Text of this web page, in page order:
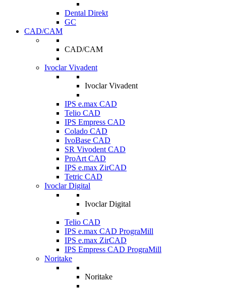
Dental Direkt
GC
CAD/CAM
CAD/CAM
Ivoclar Vivadent
Ivoclar Vivadent
IPS e.max CAD
Telio CAD
IPS Empress CAD
Colado CAD
IvoBase CAD
SR Vivodent CAD
ProArt CAD
IPS e.max ZirCAD
Tetric CAD
Ivoclar Digital
Ivoclar Digital
Telio CAD
IPS e.max CAD PrograMill
IPS e.max ZirCAD
IPS Empress CAD PrograMill
Noritake
Noritake